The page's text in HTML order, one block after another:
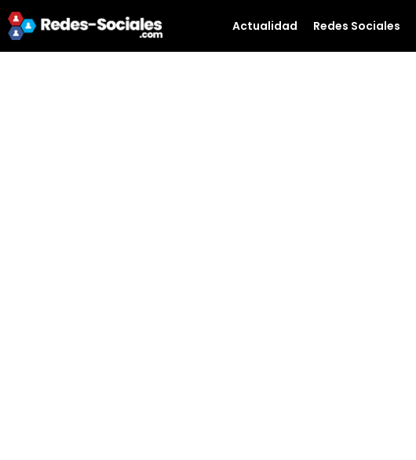
Actualidad Redes Sociales